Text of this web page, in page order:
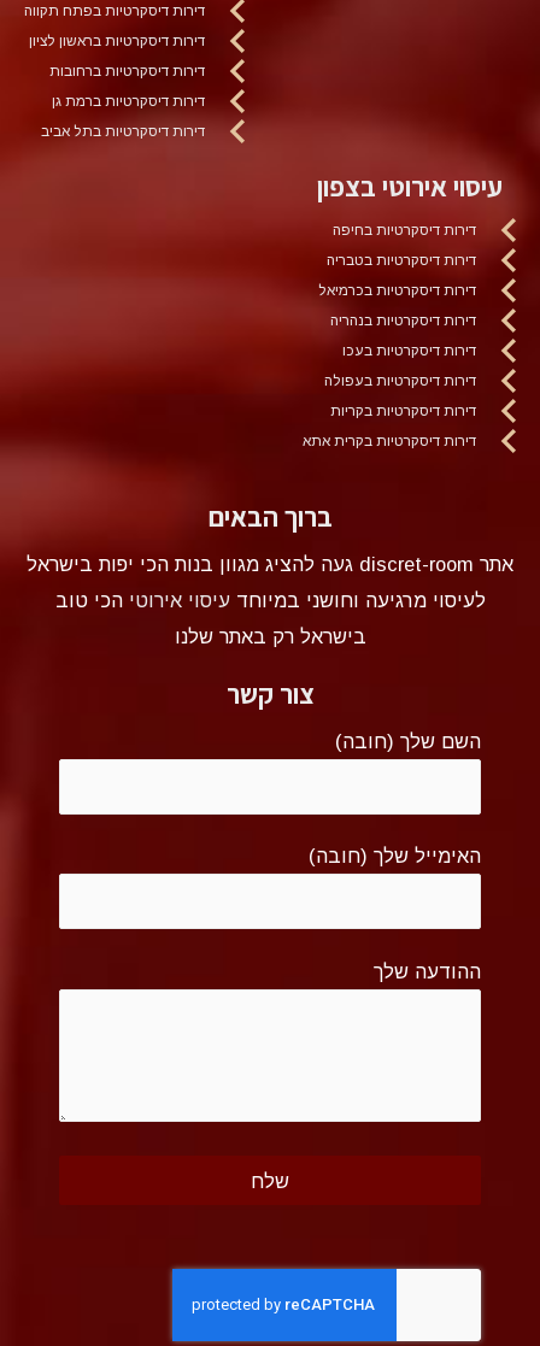
דירות דיסקרטיות בפתח תקווה
דירות דיסקרטיות בראשון לציון
דירות דיסקרטיות ברחובות
דירות דיסקרטיות ברמת גן
דירות דיסקרטיות בתל אביב
עיסוי אירוטי בצפון
דירות דיסקרטיות בחיפה
דירות דיסקרטיות בטבריה
דירות דיסקרטיות בכרמיאל
דירות דיסקרטיות בנהריה
דירות דיסקרטיות בעכו
דירות דיסקרטיות בעפולה
דירות דיסקרטיות בקריות
דירות דיסקרטיות בקרית אתא
ברוך הבאים
אתר discret-room געה להציג מגוון בנות הכי יפות בישראל
לעיסוי מרגיעה וחושני במיוחדעיסוי אירוטי הכי טוב
בישראל רק באתר שלנו
צור קשר
השם שלך (חובה)
האימייל שלך (חובה)
ההודעה שלך